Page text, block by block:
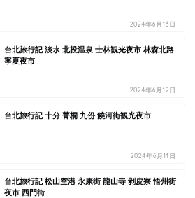
2024年6月13日
台北旅行記 淡水 北投温泉 士林観光夜市 林森北路
寧夏夜市
2024年6月12日
台北旅行記 十分 菁桐 九份 饒河街観光夜市
2024年6月11日
台北旅行記 松山空港 永康街 龍山寺 剥皮寮 悟州街
夜市 西門街